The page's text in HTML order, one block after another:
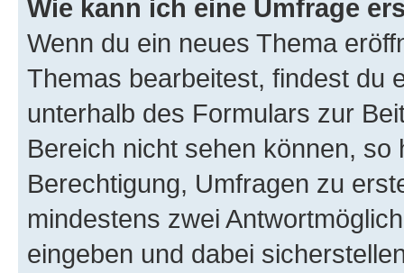
Wie kann ich eine Umfrage
Wenn du ein neues Thema
Themas bearbeitest, findest du
unterhalb des Formulars zur
Bereich nicht sehen können,
Berechtigung, Umfragen zu
mindestens zwei
eingeben und dabei